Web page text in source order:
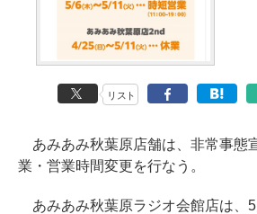
リスト
あみあみ秋葉原店舗は、非常事態
業・営業時間変更を行なう。
あみあみ秋葉原ラジオ会館店は、5